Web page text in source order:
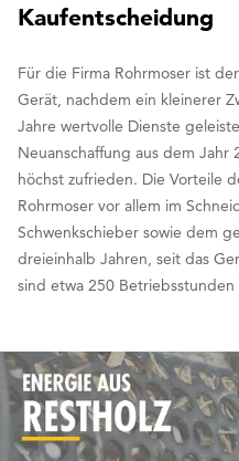
Kaufentscheidung
Für die Firma Rohrmoser ist
Gerät, nachdem ein kleinerer
Jahre wertvolle Dienste
Neuanschaffung aus dem Jahr
höchst zufrieden. Die Vorteile
Rohrmoser vor allem im
Schwenkschieber sowie dem
dreieinhalb Jahren, seit das
sind etwa 250 Betriebsstunden